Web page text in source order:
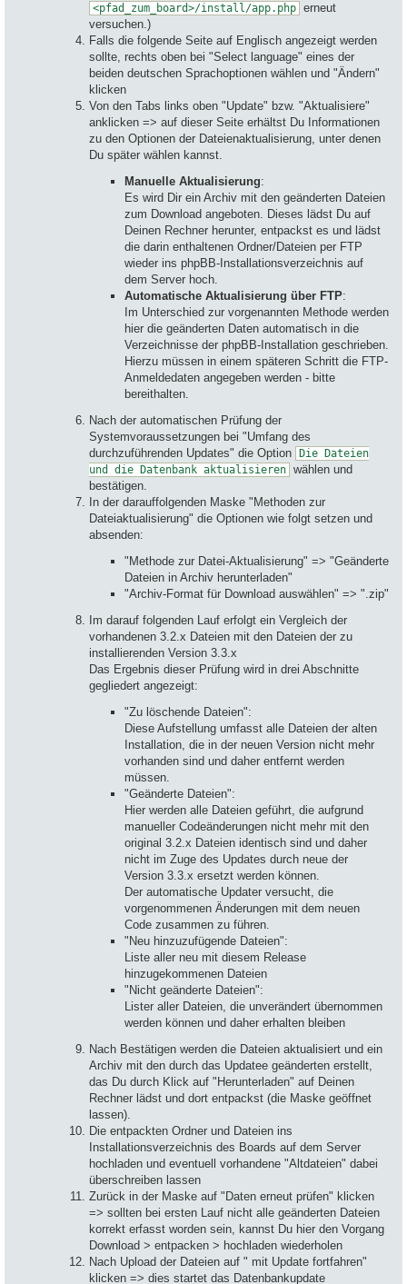
<pfad_zum_board>/install/app.php erneut
versuchen.)
Falls die folgende Seite auf Englisch angezeigt werden
sollte, rechts oben bei "Select language" eines der
beiden deutschen Sprachoptionen wählen und "Ändern"
klicken
Von den Tabs links oben "Update" bzw. "Aktualisiere"
anklicken => auf dieser Seite erhältst Du Informationen
zu den Optionen der Dateienaktualisierung, unter denen
Du später wählen kannst.
Manuelle Aktualisierung:
Es wird Dir ein Archiv mit den geänderten Dateien
zum Download angeboten. Dieses lädst Du auf
Deinen Rechner herunter, entpackst es und lädst
die darin enthaltenen Ordner/Dateien per FTP
wieder ins phpBB-Installationsverzeichnis auf
dem Server hoch.
Automatische Aktualisierung über FTP:
Im Unterschied zur vorgenannten Methode werden
hier die geänderten Daten automatisch in die
Verzeichnisse der phpBB-Installation geschrieben.
Hierzu müssen in einem späteren Schritt die FTP-
Anmeldedaten angegeben werden - bitte
bereithalten.
Nach der automatischen Prüfung der
Systemvoraussetzungen bei "Umfang des
durchzuführenden Updates" die Option
Die Dateien
und die Datenbank aktualisieren wählen und
bestätigen.
In der darauffolgenden Maske "Methoden zur
Dateiaktualisierung" die Optionen wie folgt setzen und
absenden:
"Methode zur Datei-Aktualisierung" => "Geänderte
Dateien in Archiv herunterladen"
"Archiv-Format für Download auswählen" => ".zip"
Im darauf folgenden Lauf erfolgt ein Vergleich der
vorhandenen 3.2.x Dateien mit den Dateien der zu
installierenden Version 3.3.x
Das Ergebnis dieser Prüfung wird in drei Abschnitte
gegliedert angezeigt:
"Zu löschende Dateien":
Diese Aufstellung umfasst alle Dateien der alten
Installation, die in der neuen Version nicht mehr
vorhanden sind und daher entfernt werden
müssen.
"Geänderte Dateien":
Hier werden alle Dateien geführt, die aufgrund
manueller Codeänderungen nicht mehr mit den
original 3.2.x Dateien identisch sind und daher
nicht im Zuge des Updates durch neue der
Version 3.3.x ersetzt werden können.
Der automatische Updater versucht, die
vorgenommenen Änderungen mit dem neuen
Code zusammen zu führen.
"Neu hinzuzufügende Dateien":
Liste aller neu mit diesem Release
hinzugekommenen Dateien
"Nicht geänderte Dateien":
Lister aller Dateien, die unverändert übernommen
werden können und daher erhalten bleiben
Nach Bestätigen werden die Dateien aktualisiert und ein
Archiv mit den durch das Updatee geänderten erstellt,
das Du durch Klick auf "Herunterladen" auf Deinen
Rechner lädst und dort entpackst (die Maske geöffnet
lassen).
Die entpackten Ordner und Dateien ins
Installationsverzeichnis des Boards auf dem Server
hochladen und eventuell vorhandene "Altdateien" dabei
überschreiben lassen
Zurück in der Maske auf "Daten erneut prüfen" klicken
=> sollten bei ersten Lauf nicht alle geänderten Dateien
korrekt erfasst worden sein, kannst Du hier den Vorgang
Download > entpacken > hochladen wiederholen
Nach Upload der Dateien auf " mit Update fortfahren"
klicken => dies startet das Datenbankupdate